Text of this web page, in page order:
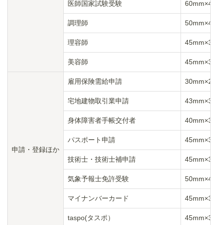
医師国家試験受験
調理師
理容師
美容師
申請・登録ほか
雇用保険需給申請
宅地建物取引業申請
身体障害者手帳交付者
パスポート申請
技術士・技術士補申請
気象予報士免許受験
マイナンバーカード
taspo(タスポ）